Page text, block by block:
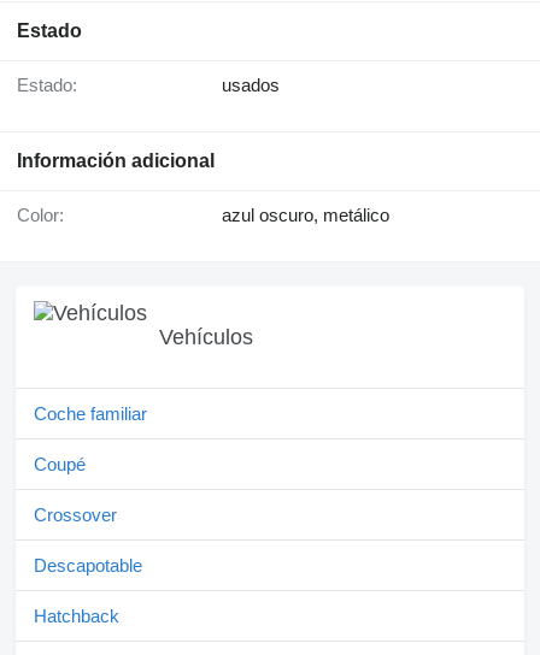
Estado
Estado: usados
Información adicional
Color: azul oscuro, metálico
Vehículos
Coche familiar
Coupé
Crossover
Descapotable
Hatchback